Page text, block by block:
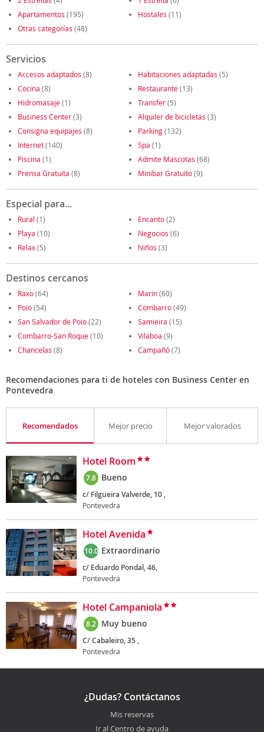
Apartamentos (195) Hostales (11)
Otras categorías (48)
Servicios
Accesos adaptados (8) Habitaciones adaptadas (5)
Cocina (8) Restaurante(13)
Hidromasaje(1) Transfer(5)
Business Center(3) Alquiler de bicicletas (3)
Consigna equipajes (8) Parking(132)
Internet(140) Spa (1)
Piscina (1) Admite Mascotas (68)
Prensa Gratuita (8) Minibar Gratuito(9)
Especial para...
Rural (1) Encanto(2)
Playa (10) Negocios (6)
Relax(5) Niños (3)
Destinos cercanos
Raxo(64) Marin(60)
Poio(54) Combarro(49)
San Salvador de Poio(22) Samieira (15)
Combarro-San Roque(10) Vilaboa (9)
Chancelas (8) Campañó(7)
Recomendaciones para ti de hoteles con Business Center en
Pontevedra
Recomendados Mejor precio Mejor valorados
Hotel Room
7.8 Bueno
c/ Filgueira Valverde, 10 ,
Pontevedra
Hotel Avenida
10.0 Extraordinario
c/ Eduardo Pondal, 46,
Pontevedra
Hotel Campaniola
8.2 Muy bueno
C/ Cabaleiro, 35 ,
Pontevedra
¿Dudas? Contáctanos
Mis reservas
Ir al Centro de ayuda